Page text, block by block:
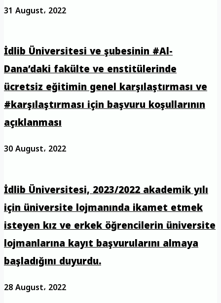
31 August، 2022
İdlib Üniversitesi ve şubesinin #Al-
Dana’daki fakülte ve enstitülerinde
ücretsiz eğitimin genel karşılaştırması ve
#karşılaştırması için başvuru koşullarının
açıklanması
30 August، 2022
İdlib Üniversitesi, 2023/2022 akademik yılı
için üniversite lojmanında ikamet etmek
isteyen kız ve erkek öğrencilerin üniversite
lojmanlarına kayıt başvurularını almaya
başladığını duyurdu.
28 August، 2022